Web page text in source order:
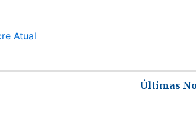
Últimas